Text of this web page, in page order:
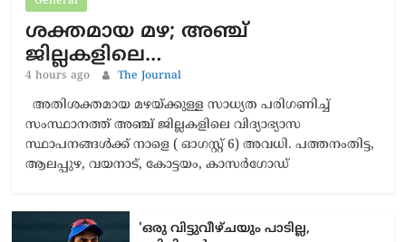
ശക്തമായ മഴ; അഞ്ച്
ജില്ലകളിലെ…
4 hours ago The Journal
അതിശക്തമായ മഴയ്ക്കുള്ള സാധ്യത പരിഗണിച്ച്
സംസ്ഥാനത്ത് അഞ്ച് ജില്ലകളിലെ വിദ്യാഭ്യാസ
സ്ഥാപനങ്ങള്‍ക്ക് നാളെ ( ഓഗസ്റ്റ് 6) അവധി. പത്തനംതിട്ട,
ആലപ്പുഴ, വയനാട്, കോട്ടയം, കാസര്‍ഗോഡ്
'ഒരു വിട്ടുവീഴ്ചയും പാടില്ല,